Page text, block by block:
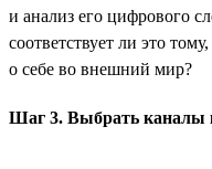
и анализ его цифрового
соответствует ли это
о себе во внешний мир?
Шаг 3. Выбрать каналы